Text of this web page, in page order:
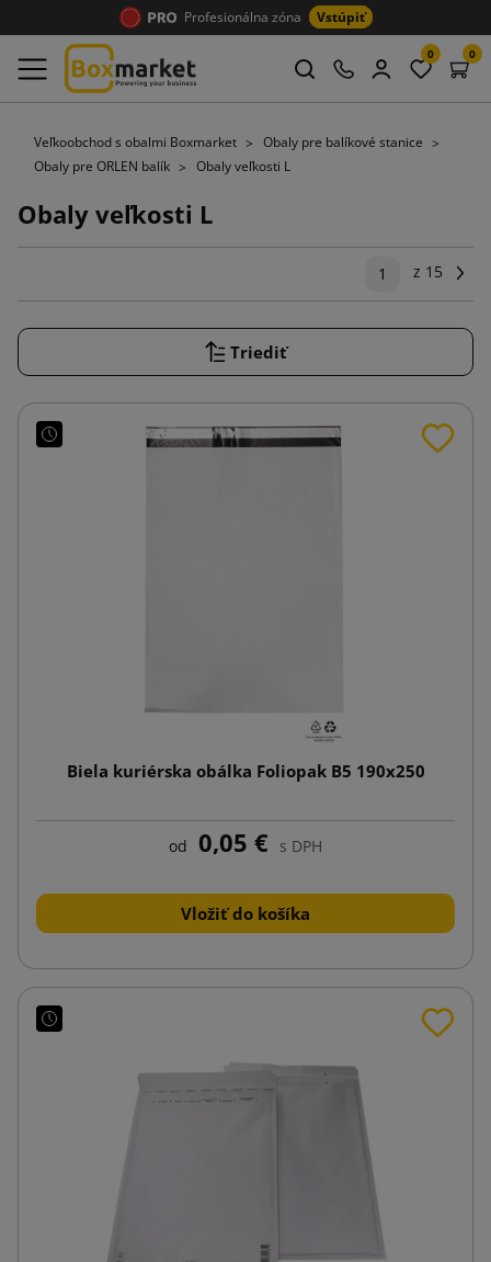
Profesionálna zóna Vstúpiť
0 0
Veľkoobchod s obalmi Boxmarket
Obaly pre balíkové stanice
Obaly pre ORLEN balík
Obaly veľkosti L
Obaly veľkosti L
1 z 15
Triediť
Biela kuriérska obálka Foliopak B5 190x250
od 0,05 € s DPH
Vložiť do košíka